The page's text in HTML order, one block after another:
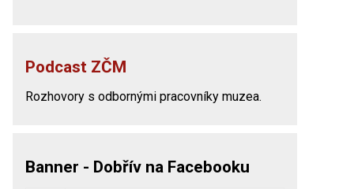
Podcast ZČM
Rozhovory s odbornými pracovníky muzea.
Banner - Dobřív na Facebooku